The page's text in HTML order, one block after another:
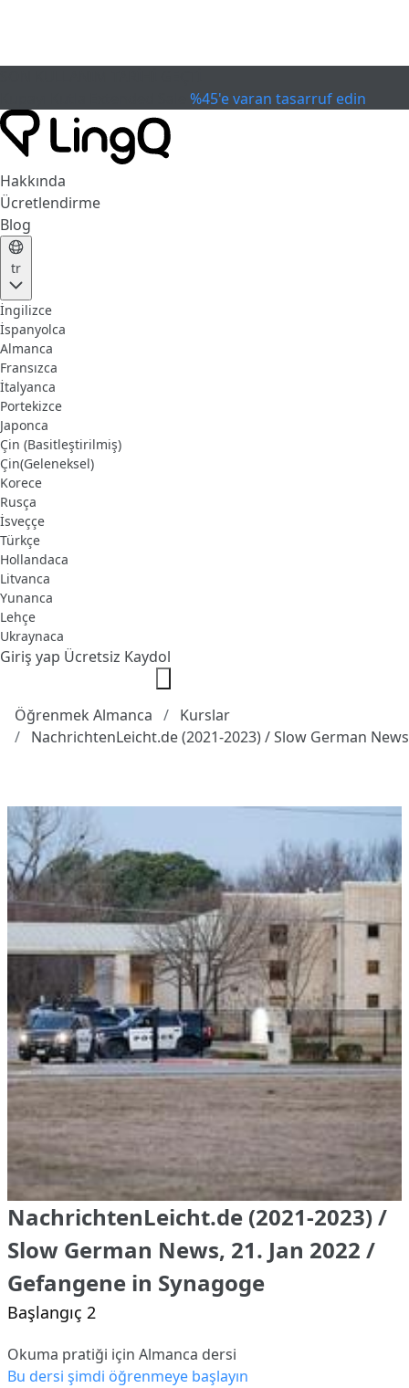
%45'e varan tasarruf edin
Hakkında
Ücretlendirme
Blog
tr
İngilizce
İspanyolca
Almanca
Fransızca
İtalyanca
Portekizce
Japonca
Çin (Basitleştirilmiş)
Çin(Geleneksel)
Korece
Rusça
İsveççe
Türkçe
Hollandaca
Litvanca
Yunanca
Lehçe
Ukraynaca
Giriş yap Ücretsiz Kaydol
Öğrenmek Almanca
Kurslar
NachrichtenLeicht.de (2021-2023) / Slow German News
NachrichtenLeicht.de (2021-2023) /
Slow German News, 21. Jan 2022 /
Gefangene in Synagoge
Başlangıç 2
Okuma pratiği için Almanca dersi
Bu dersi şimdi öğrenmeye başlayın